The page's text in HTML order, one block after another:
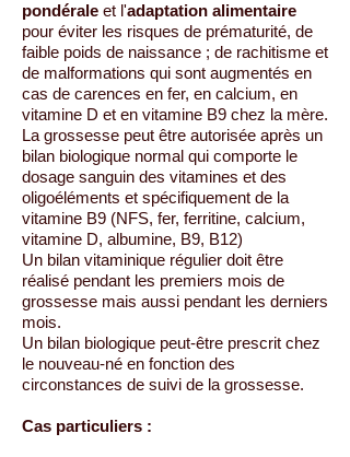
pondérale et l'adaptation alimentaire
pour éviter les risques de prématurité, de
faible poids de naissance ; de rachitisme et
de malformations qui sont augmentés en
cas de carences en fer, en calcium, en
vitamine D et en vitamine B9 chez la mère.
La grossesse peut être autorisée après un
bilan biologique normal qui comporte le
dosage sanguin des vitamines et des
oligoéléments et spécifiquement de la
vitamine B9 (NFS, fer, ferritine, calcium,
vitamine D, albumine, B9, B12)
Un bilan vitaminique régulier doit être
réalisé pendant les premiers mois de
grossesse mais aussi pendant les derniers
mois.
Un bilan biologique peut-être prescrit chez
le nouveau-né en fonction des
circonstances de suivi de la grossesse.
Cas particuliers :